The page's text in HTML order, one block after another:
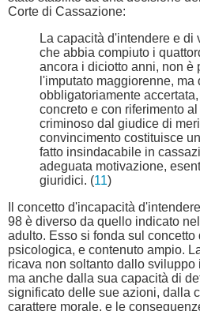
Corte di Cassazione:
La capacità d'intendere e di
che abbia compiuto i
ancora i diciotto anni, non è
l'imputato maggiorenne, ma
obbligatoriamente
concreto e con riferimento
criminoso dal giudice di
convincimento costituisce
fatto insindacabile in
adeguata motivazione,
giuridici. (11)
Il concetto d'incapacità
98 è diverso da quello indicato
adulto. Esso si fonda sul concetto
psicologica, e contenuto ampio.
ricava non soltanto dallo sviluppo
ma anche dalla sua capacità di
significato delle sue azioni, dalla
carattere morale, e le